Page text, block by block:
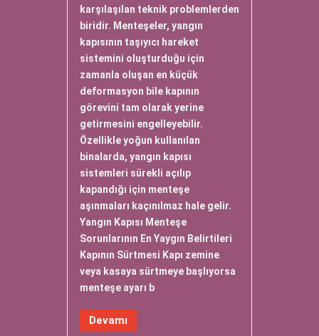
karşılaşılan teknik problemlerden
biridir. Menteşeler, yangın
kapısının taşıyıcı hareket
sistemini oluşturduğu için
zamanla oluşan en küçük
deformasyon bile kapının
görevini tam olarak yerine
getirmesini engelleyebilir.
Özellikle yoğun kullanılan
binalarda, yangın kapısı
sistemleri sürekli açılıp
kapandığı için menteşe
aşınmaları kaçınılmaz hale gelir.
Yangın Kapısı Menteşe
Sorunlarının En Yaygın Belirtileri
Kapının Sürtmesi Kapı zemine
veya kasaya sürtmeye başlıyorsa
menteşe ayarı b
Devamı